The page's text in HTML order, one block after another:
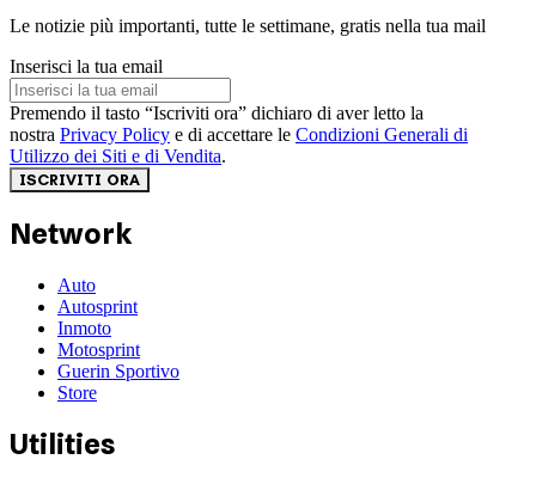
Le notizie più importanti, tutte le settimane, gratis nella tua mail
Inserisci la tua email
Premendo il tasto “Iscriviti ora” dichiaro di aver letto la
nostra Privacy Policy e di accettare le Condizioni Generali di
Utilizzo dei Siti e di Vendita.
ISCRIVITI ORA
Network
Auto
Autosprint
Inmoto
Motosprint
Guerin Sportivo
Store
Utilities